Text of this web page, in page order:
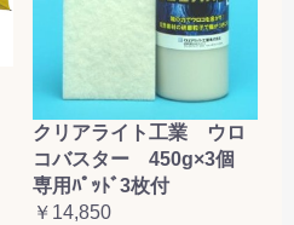
クリアライト工業 ウロ
コバスター 450g×3個
専用ﾊﾟｯﾄﾞ3枚付
￥14,850